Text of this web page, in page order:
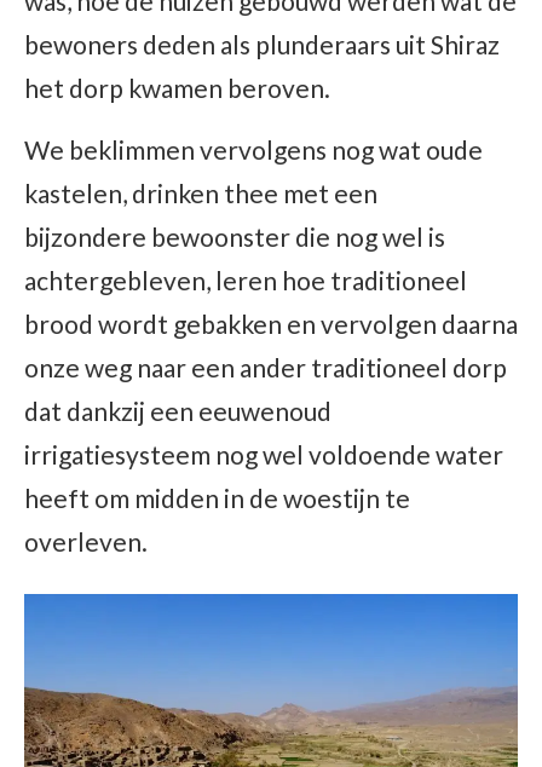
bewoners deden als plunderaars uit Shiraz
het dorp kwamen beroven.
We beklimmen vervolgens nog wat oude
kastelen, drinken thee met een
bijzondere bewoonster die nog wel is
achtergebleven, leren hoe traditioneel
brood wordt gebakken en vervolgen daarna
onze weg naar een ander traditioneel dorp
dat dankzij een eeuwenoud
irrigatiesysteem nog wel voldoende water
heeft om midden in de woestijn te
overleven.